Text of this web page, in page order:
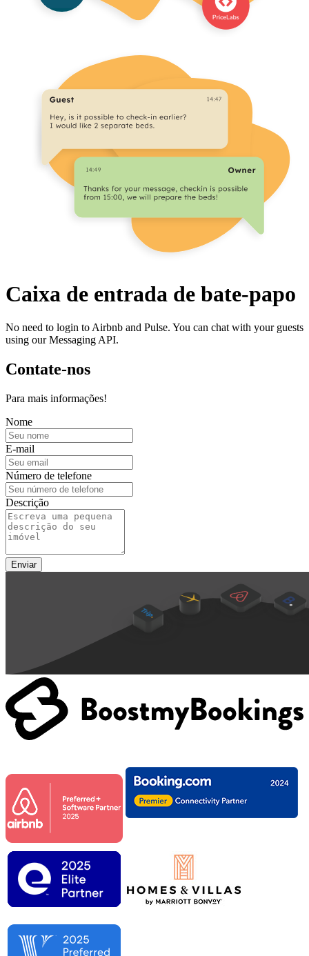
Caixa de entrada de bate-papo
No need to login to Airbnb and Pulse. You can chat with your guests
using our Messaging API.
Contate-nos
Para mais informações!
Nome
E-mail
Número de telefone
Descrição
Enviar